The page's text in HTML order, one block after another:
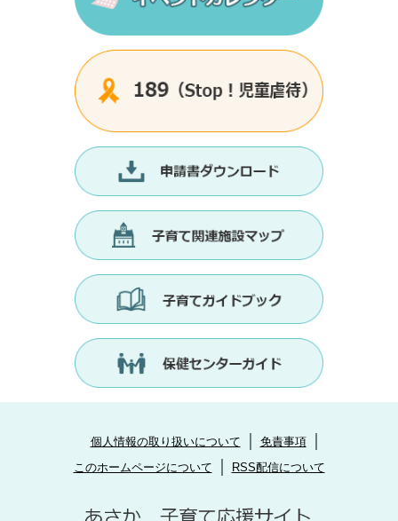
個人情報の取り扱いについて
免責事項
このホームページについて
RSS配信について